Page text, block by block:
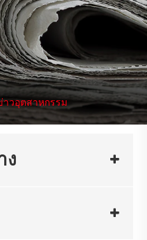
าวอุตสาหกรรม
ง